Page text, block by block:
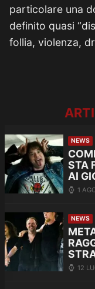
particolare una
definito quasi
follia, violenza,
NEWS
STA
AI
1
NEWS
12